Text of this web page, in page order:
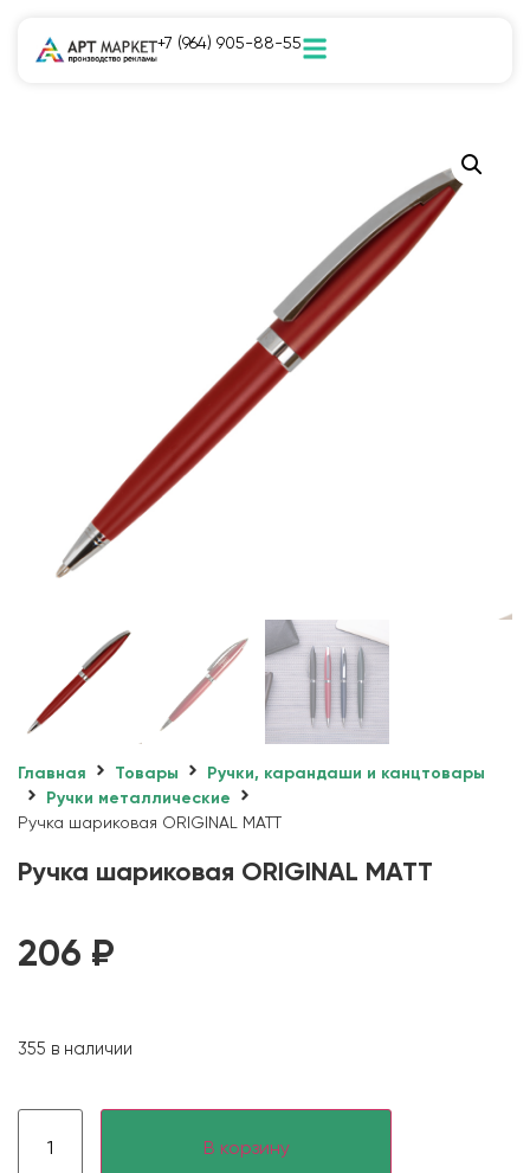
+7 (964) 905-88-55
Главная Товары
Ручки, карандаши и канцтовары
Ручки металлические
Ручка шариковая ORIGINAL MATT
Ручка шариковая ORIGINAL MATT
206 ₽
355 в наличии
В корзину